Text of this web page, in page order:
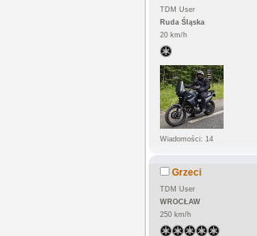
TDM User
Ruda Śląska
20 km/h
Wiadomości: 14
Grzeci
TDM User
WROCŁAW
250 km/h